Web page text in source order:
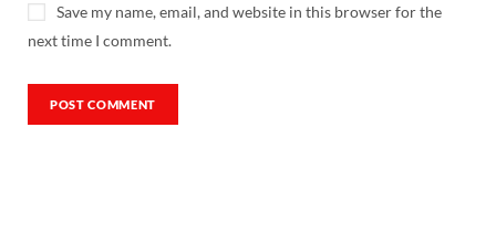
Save my name, email, and website in this browser for the
next time I comment.